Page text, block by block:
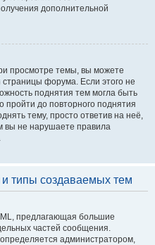
дополнительной
просмотре темы, вы можете
форума. Если этого не
поднятия тем могла быть
пройти до повторного поднятия
тему, просто ответив на неё,
вы не нарушаете правила
типы создаваемых тем
предлагающая большие
частей сообщения.
администратором,